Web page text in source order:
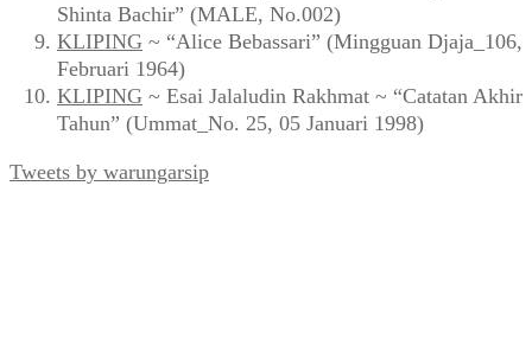
Shinta Bachir” (MALE, No.002)
KLIPING ~ “Alice Bebassari” (Mingguan Djaja_106,
Februari 1964)
KLIPING ~ Esai Jalaludin Rakhmat ~ “Catatan Akhir
Tahun” (Ummat_No. 25, 05 Januari 1998)
Tweets by warungarsip